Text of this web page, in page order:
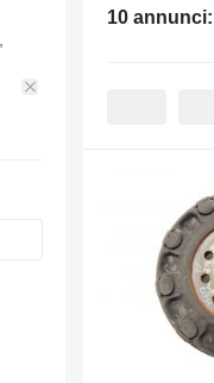
10 annunci: